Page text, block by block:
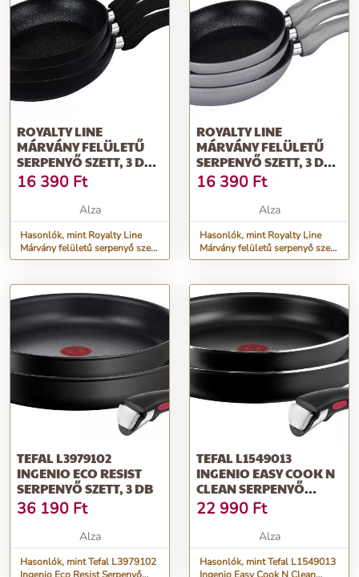
ROYALTY LINE
MÁRVÁNY FELÜLETŰ
SERPENYŐ SZETT, 3 DB,
20/24/28 CM, FEKETE
16 390 Ft
Alza
Hasonlók, mint Royalty Line
Márvány felületű serpenyő szett,
3 db, 20/24/28 cm, fekete
ROYALTY LINE
MÁRVÁNY FELÜLETŰ
SERPENYŐ SZETT, 3 DB,
20/24/28 CM, EZÜST
16 390 Ft
Alza
Hasonlók, mint Royalty Line
Márvány felületű serpenyő szett,
3 db, 20/24/28 cm, ezüst
TEFAL L3979102
INGENIO ECO RESIST
SERPENYŐ SZETT, 3 DB
36 190 Ft
Alza
Hasonlók, mint Tefal L3979102
TEFAL L1549013
INGENIO EASY COOK N
CLEAN SERPENYŐ
SZETT, 3 DB
22 990 Ft
Alza
Hasonlók, mint Tefal L1549013